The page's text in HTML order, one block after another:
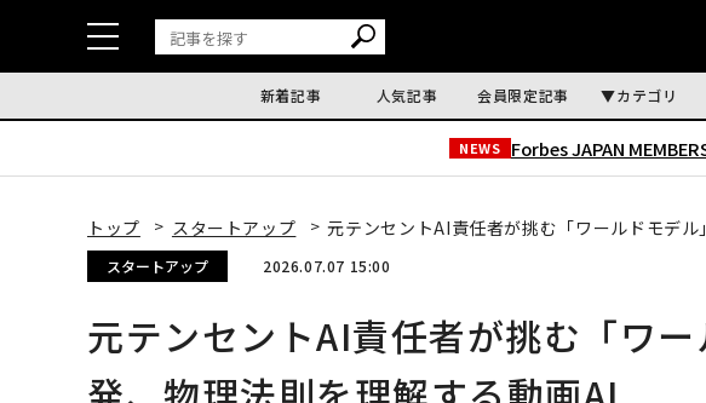
新着記事 人気記事 会員限定記事 カテゴリ
NEWS Forbes JAPAN
トップ スタートアップ 元テンセントAI責任者が挑む「ワールドモデ
スタートアップ 2026.07.07 15:00
元テンセントAI責任者が挑む「ワ